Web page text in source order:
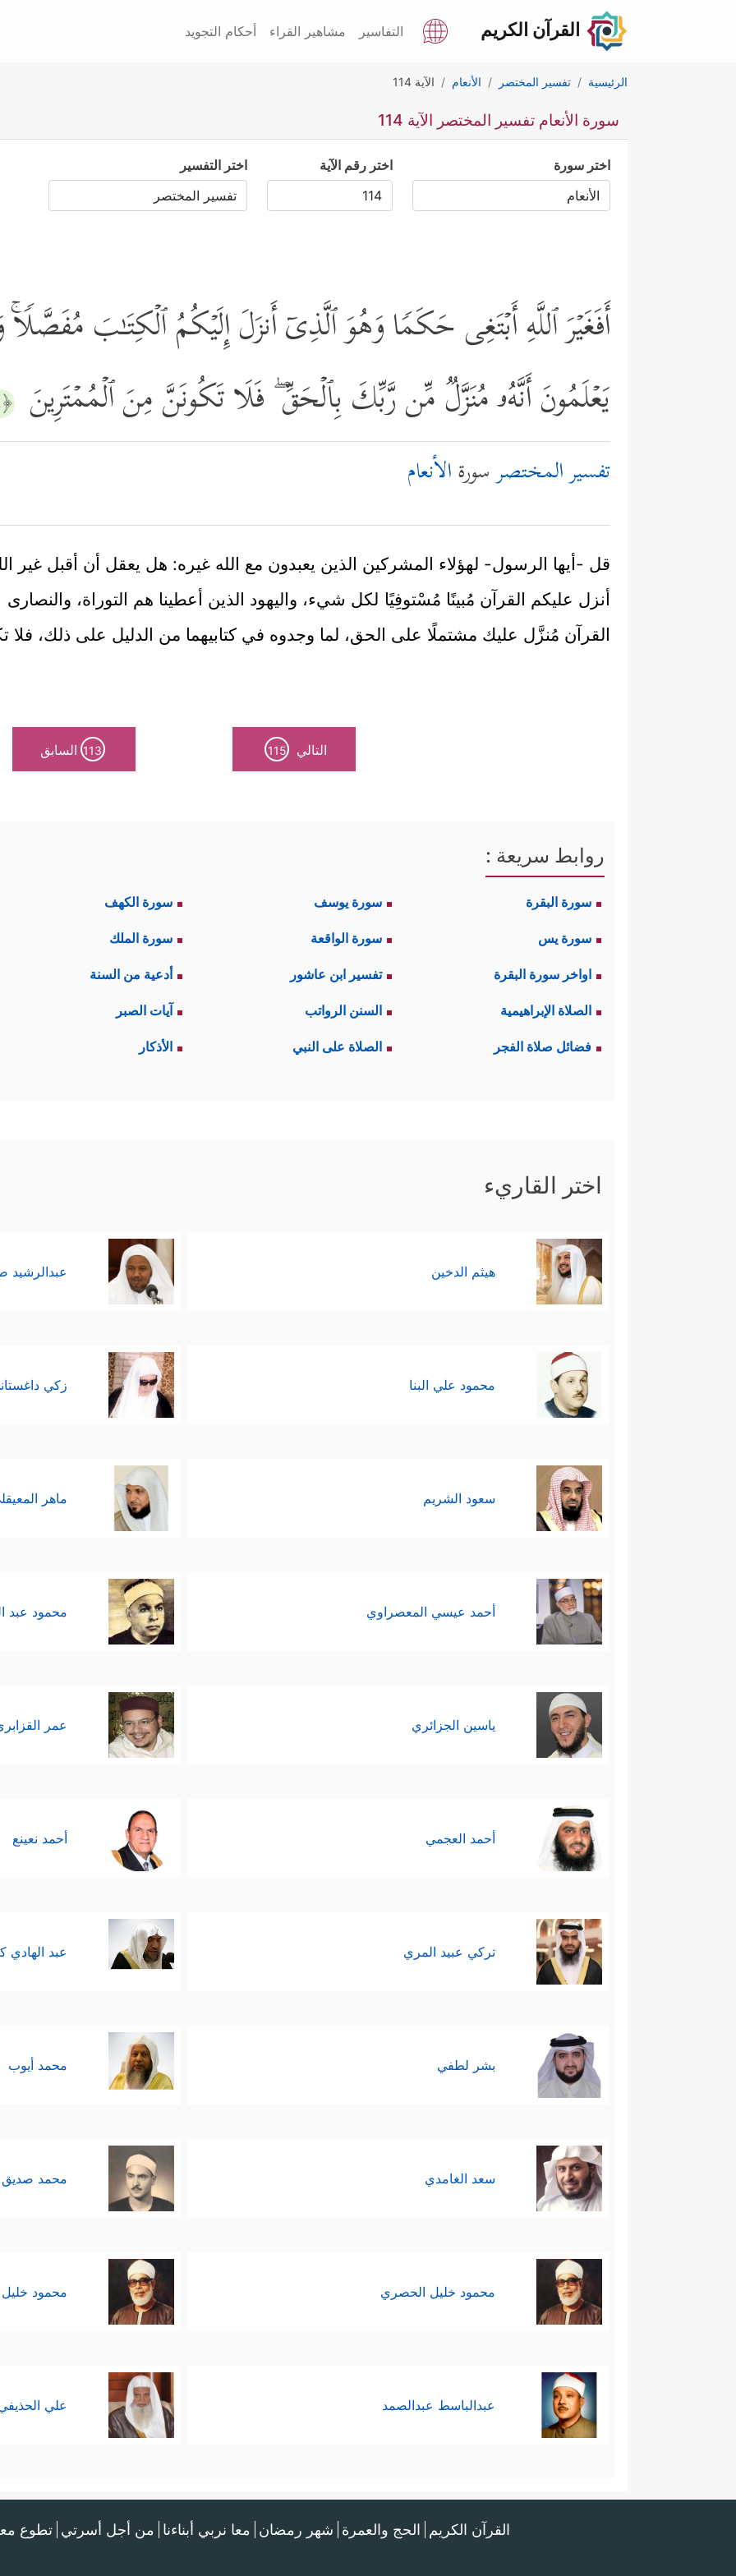
القرآن الكريم التفاسير مشاهير القراء أحكام التجويد
الرئيسية تفسير المختصر الأنعام الآية 114
سورة الأنعام تفسير المختصر الآية 114
اختر سورة اختر رقم الآية اختر التفسير
أَفَغَیۡرَ ٱللَّهِ أَبۡتَغِی حَكَمࣰا وَهُوَ ٱلَّذِیۤ أَنزَلَ إِلَیۡكُمُ ٱلۡكِتَـٰبَ مُفَصَّلࣰاۚ
یَعۡلَمُونَ أَنَّهُۥ مُنَزَّلࣱ مِّن رَّبِّكَ بِٱلۡحَقِّ ۖ فَلَا تَكُونَنَّ مِنَ ٱلۡمُمۡتَرِینَ ﴿١١٤﴾
تفسير المختصرسورةالأنعام
قل -أيها الرسول- لهؤلاء المشركين الذين يعبدون مع الله غيره: هل يعقل أن أقبل غير
أنزل عليكم القرآن مُبينًا مُسْتوفِيًا لكل شيء، واليهود الذين أعطينا هم التوراة،
القرآن مُنزَّل عليك مشتملًا على الحق، لما وجدوه في كتابيهما من الدليل على ذلك، فلا
التالي 115
113 السابق
روابط سريعة :
سورة البقرة سورة يوسف سورة الكهف
سورة يس سورة الواقعة سورة الملك
اواخر سورة البقرة تفسير ابن عاشور أدعية من السنة
الصلاة الإبراهيمية السنن الرواتب آيات الصبر
فضائل صلاة الفجر الصلاة على النبي الأذكار
اختر القاريء
هيثم الدخين عبدالرشيد
محمود علي البنا زكي
سعود الشريم ماهر
أحمد عيسي المعصراوي محمود عبد
ياسين الجزائري عمر
أحمد العجمي أحمد نعينع
تركي عبيد المري عبد الهادي
بشر لطفي محمد أيوب
سعد الغامدي محمد صديق
محمود خليل الحصري محمود
عبدالباسط عبدالصمد علي
القرآن الكريم الحج والعمرة شهر رمضان معا نربي أبناءنا من أجل أسرتي تطوع